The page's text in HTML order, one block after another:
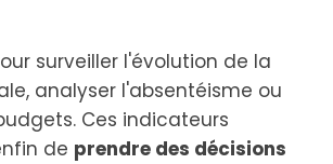
surveiller l'évolution de la
analyser l'absentéisme ou
Ces indicateurs
de prendre des décisions